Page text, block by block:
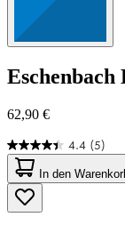
Eschenbach
62,90 €
4.4 (5)
4.4
von
5
Sternen.
5
In den